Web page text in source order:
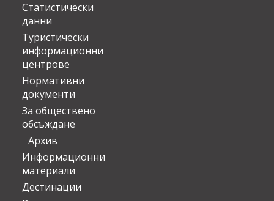
Статистически
данни
Туристически
информационни
центрове
Нормативни
документи
За обществено
обсъждане
Архив
Информационни
материали
Дестинации